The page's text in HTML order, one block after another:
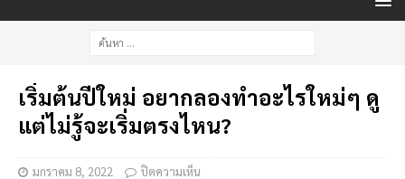
เริ่มต้นปีใหม่ อยากลองทำอะไรใหม่ๆ ดู
แต่ไม่รู้จะเริ่มตรงไหน?
มกราคม 8, 2022 ปิดความเห็น